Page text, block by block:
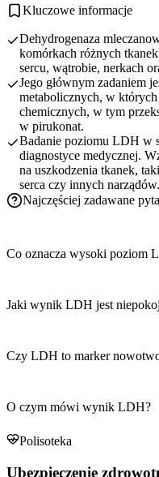
Kluczowe informacje
Dehydrogenaza
komórkach różnych
sercu, wątrobie, nerkach
Jego głównym zadaniem
metabolicznych, w których
chemicznych, w tym
w pirukonat.
Badanie poziomu LDH w
diagnostyce medycznej.
na uszkodzenia tkanek,
serca czy innych narządów.
Najczęściej zadawane
Co oznacza wysoki poziom
Jaki wynik LDH jest
Czy LDH to marker
O czym mówi wynik LDH?
Polisoteka
Ubezpieczenie